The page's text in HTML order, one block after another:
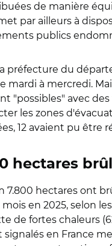
de manière
met par ailleurs à
publics
préfecture du
mardi à mercredi.
"possibles" avec
les zones
12 avaient pu être
hectares
7.800 hectares ont
en 2025, selon
de fortes chaleurs
signalés en France